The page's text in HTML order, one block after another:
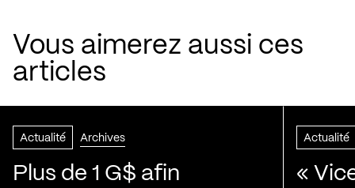
Vous aimerez aussi ces
articles
Actualité Archives
Plus de 1 G$ afin
Actualité
«